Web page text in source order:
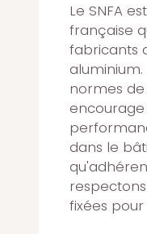
Le SNFA
française
fabricants
aluminium.
normes
dans le
fixées